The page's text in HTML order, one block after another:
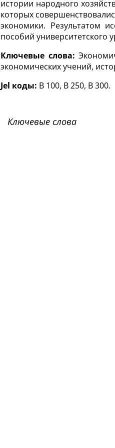
истории народного
которых
экономики. Результатом
пособий университетского
Ключевые слова:
экономических учений,
Jel коды: В 100, B 250, B 300.
Ключевые слова